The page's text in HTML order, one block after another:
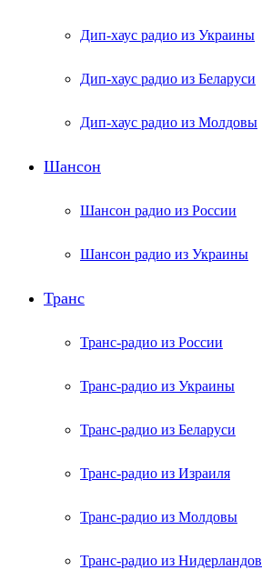
Дип-хаус радио из Украины
Дип-хаус радио из Беларуси
Дип-хаус радио из Молдовы
Шансон
Шансон радио из России
Шансон радио из Украины
Транс
Транс-радио из России
Транс-радио из Украины
Транс-радио из Беларуси
Транс-радио из Израиля
Транс-радио из Молдовы
Транс-радио из Нидерландов